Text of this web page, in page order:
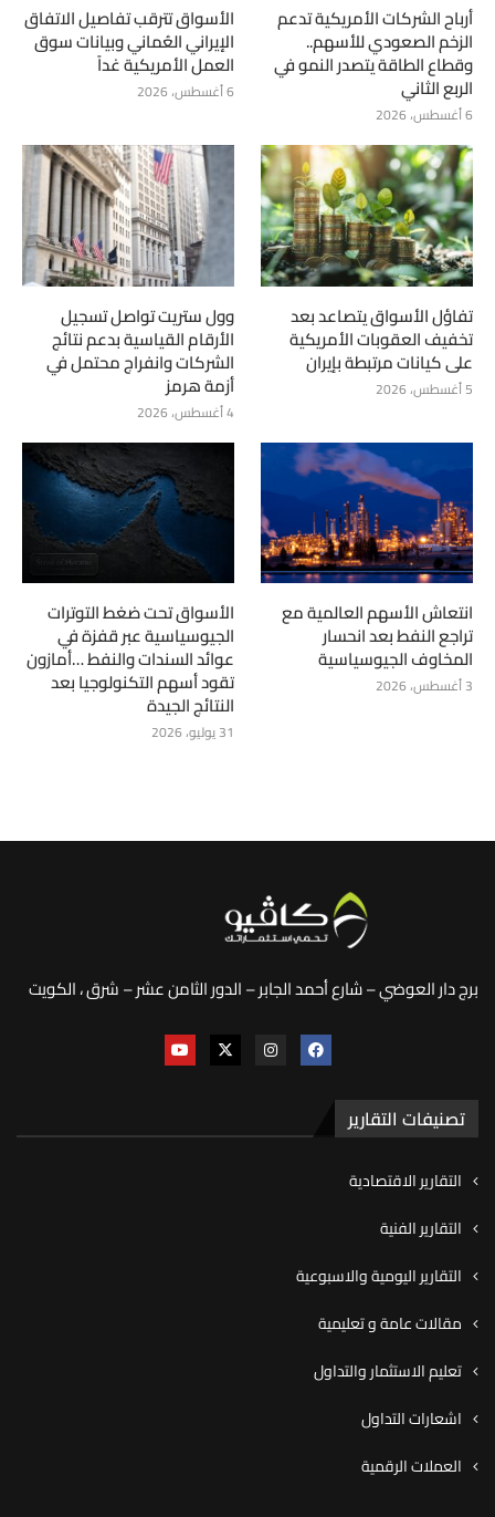
أرباح الشركات الأمريكية تدعم
الزخم الصعودي للأسهم..
وقطاع الطاقة يتصدر النمو في
الربع الثاني
6 أغسطس، 2026
الأسواق تترقب تفاصيل الاتفاق
الإيراني العُماني وبيانات سوق
العمل الأمريكية غداً
6 أغسطس، 2026
تفاؤل الأسواق يتصاعد بعد
تخفيف العقوبات الأمريكية
على كيانات مرتبطة بإيران
5 أغسطس، 2026
وول ستريت تواصل تسجيل
الأرقام القياسية بدعم نتائج
الشركات وانفراج محتمل في
أزمة هرمز
4 أغسطس، 2026
انتعاش الأسهم العالمية مع
تراجع النفط بعد انحسار
المخاوف الجيوسياسية
3 أغسطس، 2026
الأسواق تحت ضغط التوترات
الجيوسياسية عبر قفزة في
عوائد السندات والنفط …أمازون
تقود أسهم التكنولوجيا بعد
النتائج الجيدة
31 يوليو، 2026
برج دار العوضي – شارع أحمد الجابر – الدور الثامن عشر – شرق ، الكويت
تصنيفات التقارير
التقارير الاقتصادية
التقارير الفنية
التقارير اليومية والاسبوعية
مقالات عامة و تعليمية
تعليم الاستثمار والتداول
اشعارات التداول
العملات الرقمية